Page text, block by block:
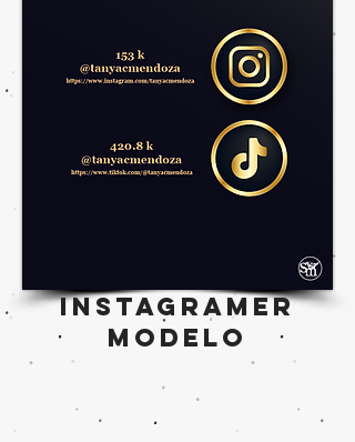
INSTAGRAMER
MODELO